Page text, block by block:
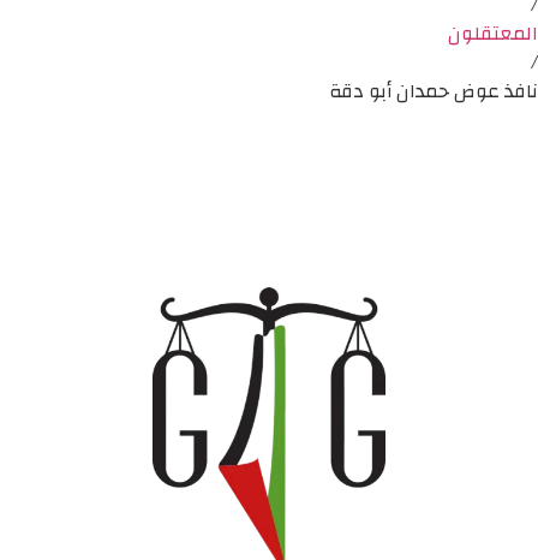
المعتقلون
/
نافذ عوض حمدان أبو دقة